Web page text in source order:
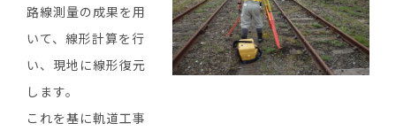
路線測量の成果を用
いて、線形計算を行
い、現地に線形復元
します。
これを基に軌道工事